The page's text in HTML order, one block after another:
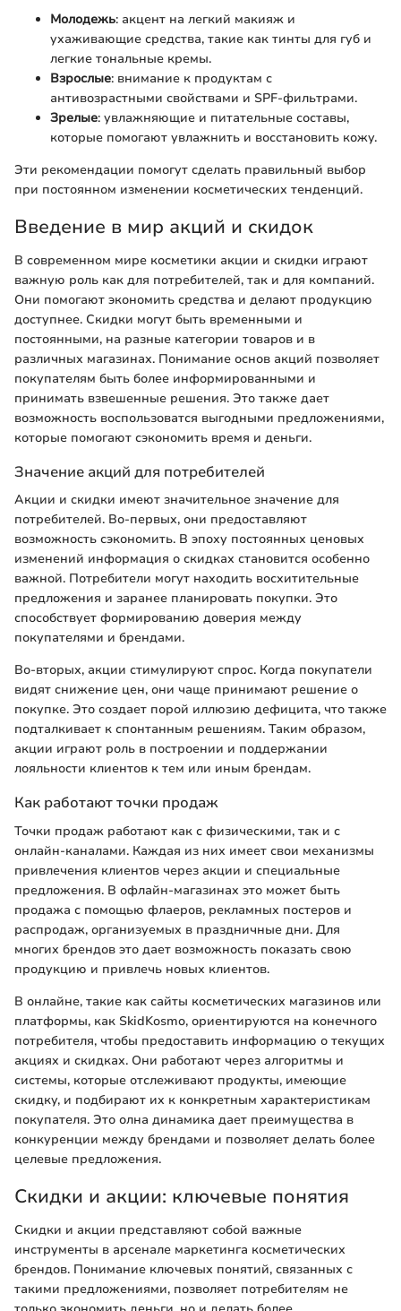
Молодежь: акцент на легкий макияж и
ухаживающие средства, такие как тинты для губ и
легкие тональные кремы.
Взрослые: внимание к продуктам с
антивозрастными свойствами и SPF-фильтрами.
Зрелые: увлажняющие и питательные составы,
которые помогают увлажнить и восстановить кожу.
Эти рекомендации помогут сделать правильный выбор
при постоянном изменении косметических тенденций.
Введение в мир акций и скидок
В современном мире косметики акции и скидки играют
важную роль как для потребителей, так и для компаний.
Они помогают экономить средства и делают продукцию
доступнее. Скидки могут быть временными и
постоянными, на разные категории товаров и в
различных магазинах. Понимание основ акций позволяет
покупателям быть более информированными и
принимать взвешенные решения. Это также дает
возможность воспользоватся выгодными предложениями,
которые помогают сэкономить время и деньги.
Значение акций для потребителей
Акции и скидки имеют значительное значение для
потребителей. Во-первых, они предоставляют
возможность сэкономить. В эпоху постоянных ценовых
изменений информация о скидках становится особенно
важной. Потребители могут находить восхитительные
предложения и заранее планировать покупки. Это
способствует формированию доверия между
покупателями и брендами.
Во-вторых, акции стимулируют спрос. Когда покупатели
видят снижение цен, они чаще принимают решение о
покупке. Это создает порой иллюзию дефицита, что также
подталкивает к спонтанным решениям. Таким образом,
акции играют роль в построении и поддержании
лояльности клиентов к тем или иным брендам.
Как работают точки продаж
Точки продаж работают как с физическими, так и с
онлайн-каналами. Каждая из них имеет свои механизмы
привлечения клиентов через акции и специальные
предложения. В офлайн-магазинах это может быть
продажа с помощью флаеров, рекламных постеров и
распродаж, организуемых в праздничные дни. Для
многих брендов это дает возможность показать свою
продукцию и привлечь новых клиентов.
В онлайне, такие как сайты косметических магазинов или
платформы, как SkidKosmo, ориентируются на конечного
потребителя, чтобы предоставить информацию о текущих
акциях и скидках. Они работают через алгоритмы и
системы, которые отслеживают продукты, имеющие
скидку, и подбирают их к конкретным характеристикам
покупателя. Это олна динамика дает преимущества в
конкуренции между брендами и позволяет делать более
целевые предложения.
Скидки и акции: ключевые понятия
Скидки и акции представляют собой важные
инструменты в арсенале маркетинга косметических
брендов. Понимание ключевых понятий, связанных с
такими предложениями, позволяет потребителям не